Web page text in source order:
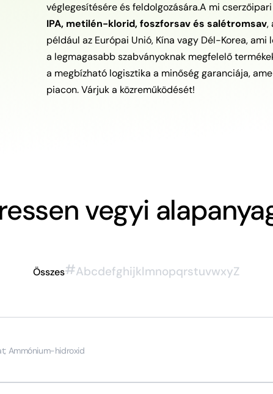
véglegesítésére és feldolgozására.A mi
IPA, metilén-klorid, foszforsav és salétromsav,
például az Európai Unió, Kína vagy Dél-Korea,
a legmagasabb szabványoknak megfelelő
a megbízható logisztika a minőség garanciája,
piacon. Várjuk a közreműködését!
vegyi
Összes#AbcdefghijklmnopqrstuvwxyZ
Ammónium-hidroxid